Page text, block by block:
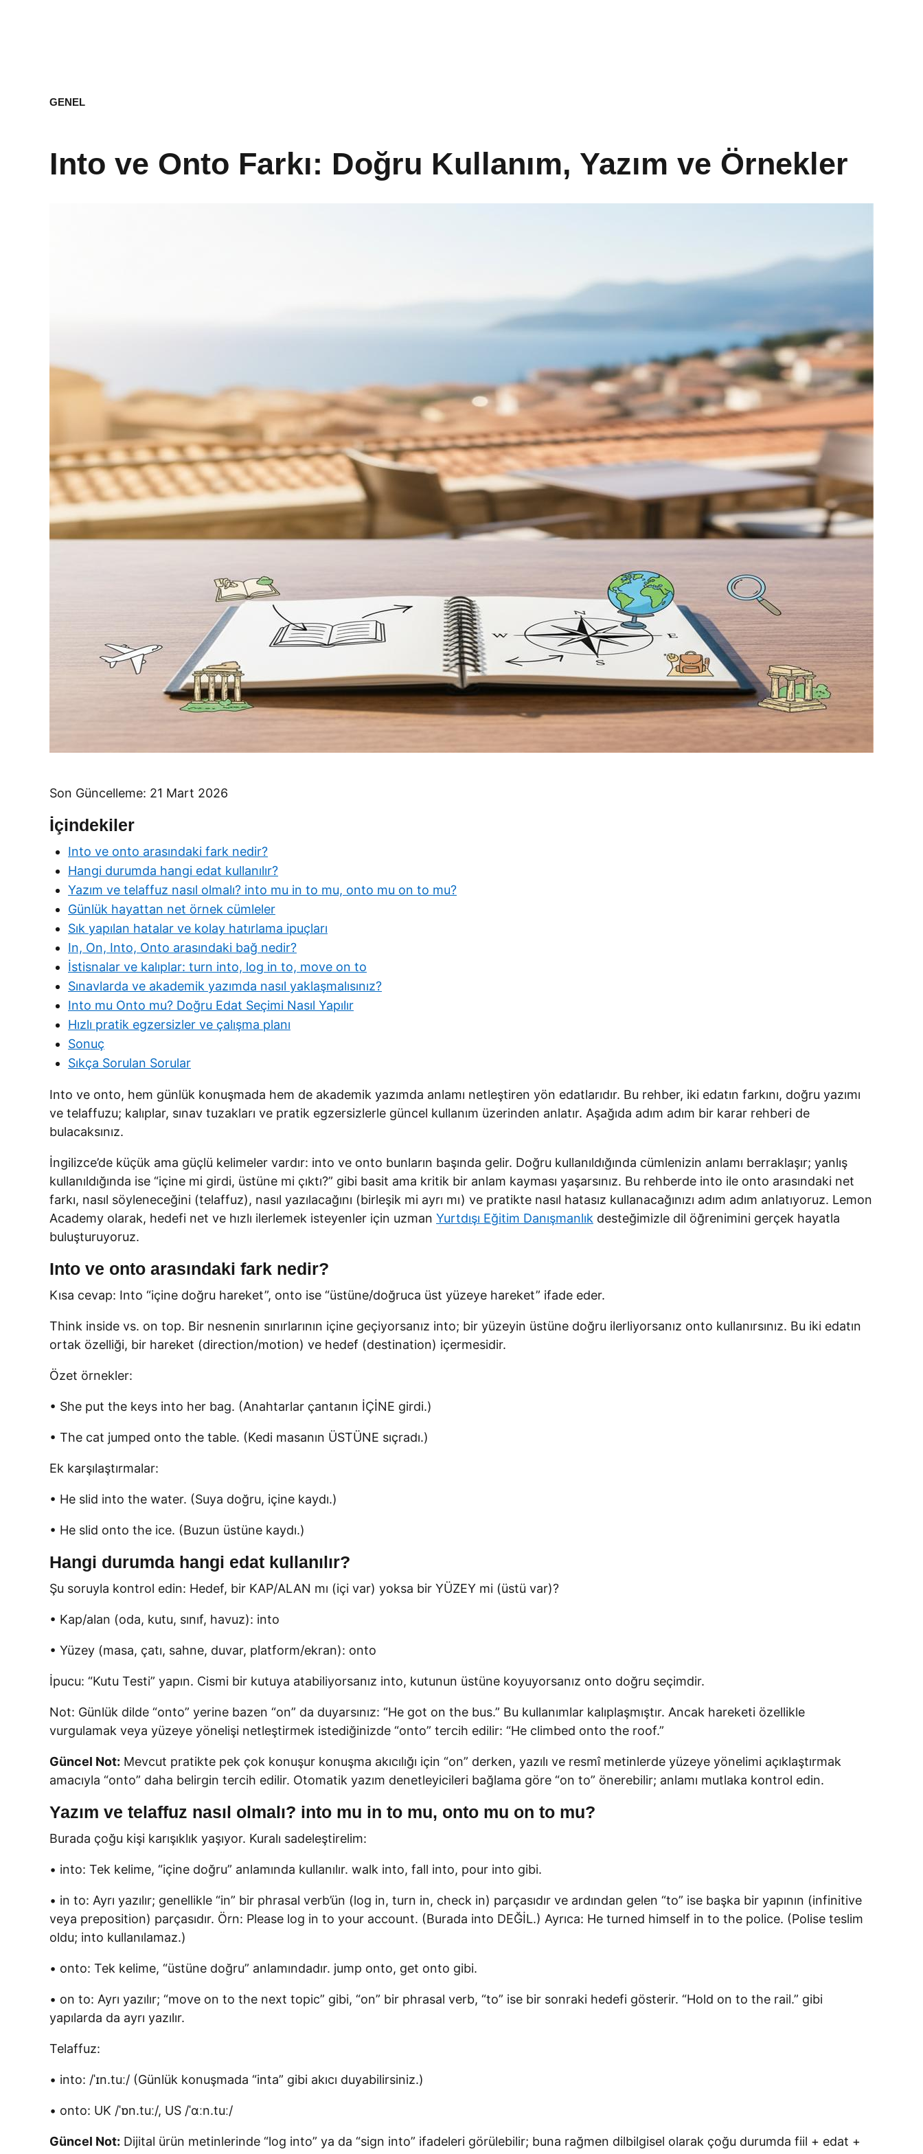
GENEL
Into ve Onto Farkı: Doğru Kullanım, Yazım ve Örnekler
Son Güncelleme: 21 Mart 2026
İçindekiler
Into ve onto arasındaki fark nedir?
Hangi durumda hangi edat kullanılır?
Yazım ve telaffuz nasıl olmalı? into mu in to mu, onto mu on to mu?
Günlük hayattan net örnek cümleler
Sık yapılan hatalar ve kolay hatırlama ipuçları
In, On, Into, Onto arasındaki bağ nedir?
İstisnalar ve kalıplar: turn into, log in to, move on to
Sınavlarda ve akademik yazımda nasıl yaklaşmalısınız?
Into mu Onto mu? Doğru Edat Seçimi Nasıl Yapılır
Hızlı pratik egzersizler ve çalışma planı
Sonuç
Sıkça Sorulan Sorular
Into ve onto, hem günlük konuşmada hem de akademik yazımda anlamı netleştiren yön edatlarıdır. Bu rehber, iki edatın farkını, doğru yazımı
ve telaffuzu; kalıplar, sınav tuzakları ve pratik egzersizlerle güncel kullanım üzerinden anlatır. Aşağıda adım adım bir karar rehberi de
bulacaksınız.
İngilizce’de küçük ama güçlü kelimeler vardır: into ve onto bunların başında gelir. Doğru kullanıldığında cümlenizin anlamı berraklaşır; yanlış
kullanıldığında ise “içine mi girdi, üstüne mi çıktı?” gibi basit ama kritik bir anlam kayması yaşarsınız. Bu rehberde into ile onto arasındaki net
farkı, nasıl söyleneceğini (telaffuz), nasıl yazılacağını (birleşik mi ayrı mı) ve pratikte nasıl hatasız kullanacağınızı adım adım anlatıyoruz. Lemon
Academy olarak, hedefi net ve hızlı ilerlemek isteyenler için uzman Yurtdışı Eğitim Danışmanlık desteğimizle dil öğrenimini gerçek hayatla
buluşturuyoruz.
Into ve onto arasındaki fark nedir?
Kısa cevap: Into “içine doğru hareket”, onto ise “üstüne/doğruca üst yüzeye hareket” ifade eder.
Think inside vs. on top. Bir nesnenin sınırlarının içine geçiyorsanız into; bir yüzeyin üstüne doğru ilerliyorsanız onto kullanırsınız. Bu iki edatın
ortak özelliği, bir hareket (direction/motion) ve hedef (destination) içermesidir.
Özet örnekler:
• She put the keys into her bag. (Anahtarlar çantanın İÇİNE girdi.)
• The cat jumped onto the table. (Kedi masanın ÜSTÜNE sıçradı.)
Ek karşılaştırmalar:
• He slid into the water. (Suya doğru, içine kaydı.)
• He slid onto the ice. (Buzun üstüne kaydı.)
Hangi durumda hangi edat kullanılır?
Şu soruyla kontrol edin: Hedef, bir KAP/ALAN mı (içi var) yoksa bir YÜZEY mi (üstü var)?
• Kap/alan (oda, kutu, sınıf, havuz): into
• Yüzey (masa, çatı, sahne, duvar, platform/ekran): onto
İpucu: “Kutu Testi” yapın. Cismi bir kutuya atabiliyorsanız into, kutunun üstüne koyuyorsanız onto doğru seçimdir.
Not: Günlük dilde “onto” yerine bazen “on” da duyarsınız: “He got on the bus.” Bu kullanımlar kalıplaşmıştır. Ancak hareketi özellikle
vurgulamak veya yüzeye yönelişi netleştirmek istediğinizde “onto” tercih edilir: “He climbed onto the roof.”
Güncel Not: Mevcut pratikte pek çok konuşur konuşma akıcılığı için “on” derken, yazılı ve resmî metinlerde yüzeye yönelimi açıklaştırmak
amacıyla “onto” daha belirgin tercih edilir. Otomatik yazım denetleyicileri bağlama göre “on to” önerebilir; anlamı mutlaka kontrol edin.
Yazım ve telaffuz nasıl olmalı? into mu in to mu, onto mu on to mu?
Burada çoğu kişi karışıklık yaşıyor. Kuralı sadeleştirelim:
• into: Tek kelime, “içine doğru” anlamında kullanılır. walk into, fall into, pour into gibi.
• in to: Ayrı yazılır; genellikle “in” bir phrasal verb’ün (log in, turn in, check in) parçasıdır ve ardından gelen “to” ise başka bir yapının (infinitive
veya preposition) parçasıdır. Örn: Please log in to your account. (Burada into DEĞİL.) Ayrıca: He turned himself in to the police. (Polise teslim
oldu; into kullanılamaz.)
• onto: Tek kelime, “üstüne doğru” anlamındadır. jump onto, get onto gibi.
• on to: Ayrı yazılır; “move on to the next topic” gibi, “on” bir phrasal verb, “to” ise bir sonraki hedefi gösterir. “Hold on to the rail.” gibi
yapılarda da ayrı yazılır.
Telaffuz:
• into: /ˈɪn.tuː/ (Günlük konuşmada “inta” gibi akıcı duyabilirsiniz.)
• onto: UK /ˈɒn.tuː/, US /ˈɑːn.tuː/
Güncel Not: Dijital ürün metinlerinde “log into” ya da “sign into” ifadeleri görülebilir; buna rağmen dilbilgisel olarak çoğu durumda fiil + edat +